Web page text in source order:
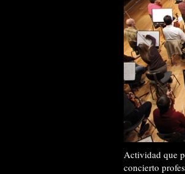
Actividad que
concierto